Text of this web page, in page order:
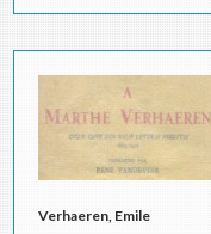
Verhaeren, Emile